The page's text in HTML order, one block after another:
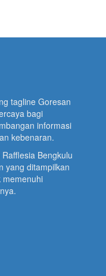
tagline Goresan
bagi
informasi
kebenaran.
Bengkulu
yang ditampilkan
memenuhi